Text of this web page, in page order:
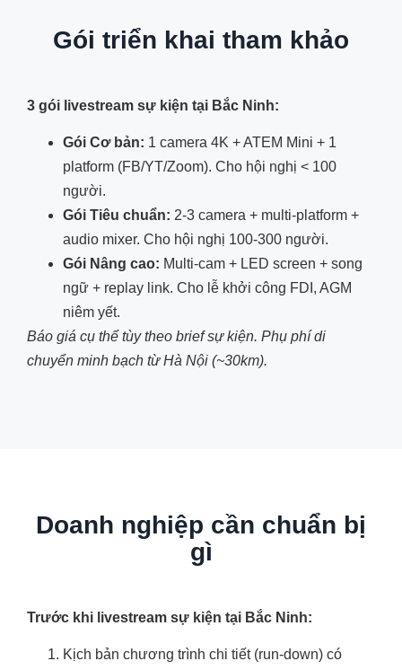
Gói triển khai tham khảo
3 gói livestream sự kiện tại Bắc Ninh:
Gói Cơ bản: 1 camera 4K + ATEM Mini + 1
platform (FB/YT/Zoom). Cho hội nghị < 100
người.
Gói Tiêu chuẩn: 2-3 camera + multi-platform +
audio mixer. Cho hội nghị 100-300 người.
Gói Nâng cao: Multi-cam + LED screen + song
ngữ + replay link. Cho lễ khởi công FDI, AGM
niêm yết.
Báo giá cụ thể tùy theo brief sự kiện. Phụ phí di
chuyển minh bạch từ Hà Nội (~30km).
Doanh nghiệp cần chuẩn bị
gì
Trước khi livestream sự kiện tại Bắc Ninh:
Kịch bản chương trình chi tiết (run-down) có